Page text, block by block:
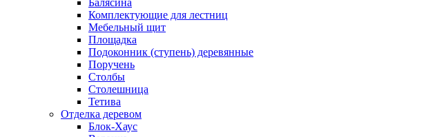
Балясина
Комплектующие для лестниц
Мебельный щит
Площадка
Подоконник (ступень) деревянные
Поручень
Столбы
Столешница
Тетива
Отделка деревом
Блок-Хаус